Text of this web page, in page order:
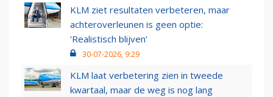
KLM ziet resultaten verbeteren, maar
achteroverleunen is geen optie:
‘Realistisch blijven’
30-07-2026, 9:29
KLM laat verbetering zien in tweede
kwartaal, maar de weg is nog lang